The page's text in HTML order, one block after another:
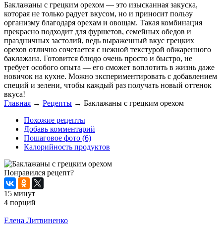
Баклажаны с грецким орехом — это изысканная закуска,
которая не только радует вкусом, но и приносит пользу
организму благодаря орехам и овощам. Такая комбинация
прекрасно подходит для фуршетов, семейных обедов и
праздничных застолий, ведь выраженный вкус грецких
орехов отлично сочетается с нежной текстурой обжаренного
баклажана. Готовится блюдо очень просто и быстро, не
требует особого опыта — его сможет воплотить в жизнь даже
новичок на кухне. Можно экспериментировать с добавлением
специй и зелени, чтобы каждый раз получать новый оттенок
вкуса!
Главная → Рецепты → Баклажаны с грецким орехом
Похожие рецепты
Добавь комментарий
Пошаговое фото (6)
Калорийность продуктов
Понравился рецепт?
15 минут
4 порций
Елена Литвиненко